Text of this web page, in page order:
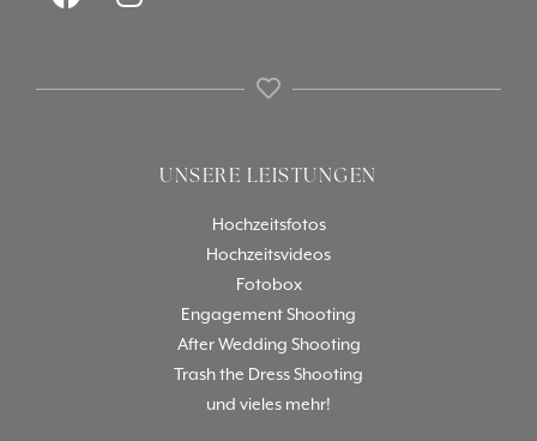
UNSERE LEISTUNGEN
Hochzeitsfotos
Hochzeitsvideos
Fotobox
Engagement Shooting
After Wedding Shooting
Trash the Dress Shooting
und vieles mehr!